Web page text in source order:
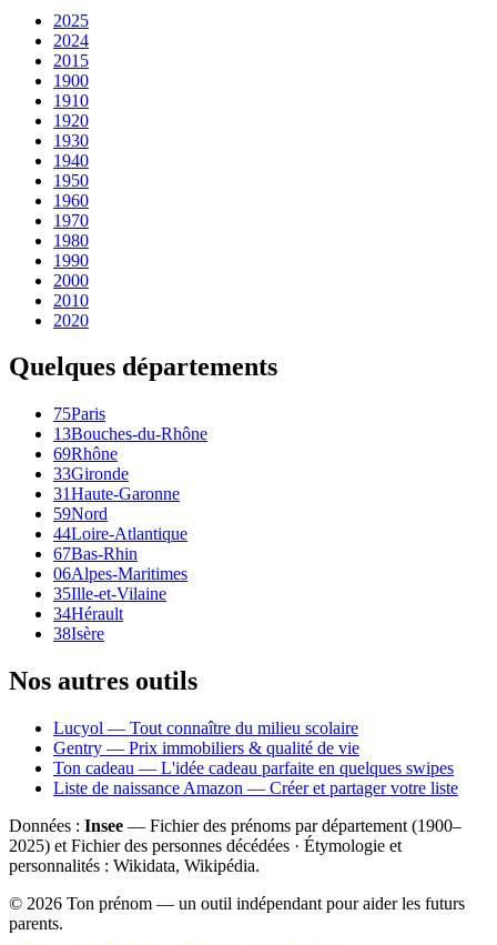
2025
2024
2015
1900
1910
1920
1930
1940
1950
1960
1970
1980
1990
2000
2010
2020
Quelques départements
75Paris
13Bouches-du-Rhône
69Rhône
33Gironde
31Haute-Garonne
59Nord
44Loire-Atlantique
67Bas-Rhin
06Alpes-Maritimes
35Ille-et-Vilaine
34Hérault
38Isère
Nos autres outils
Lucyol — Tout connaître du milieu scolaire
Gentry — Prix immobiliers & qualité de vie
Ton cadeau — L'idée cadeau parfaite en quelques swipes
Liste de naissance Amazon — Créer et partager votre liste
Données : Insee — Fichier des prénoms par département (1900–
2025) et Fichier des personnes décédées · Étymologie et
personnalités : Wikidata, Wikipédia.
© 2026 Ton prénom — un outil indépendant pour aider les futurs
parents.